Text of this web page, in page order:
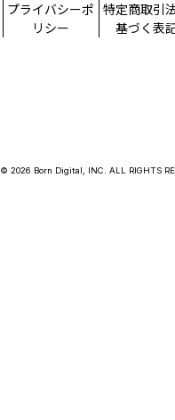
プライバシーポ
リシー
特定商取引
基づく表
© 2026 Born Digital, INC. ALL RIGHTS